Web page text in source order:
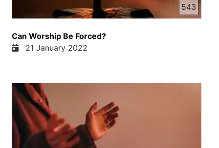
543
Can Worship Be Forced?
21 January 2022